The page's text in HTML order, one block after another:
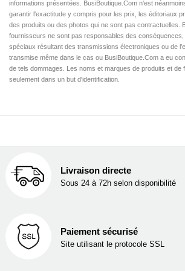
informations présentées. BusiBoutique.Com n'est
garantir l'exactitude y compris pour les prix, les éditoriaux
des produits ou des photos qui ne sont pas contractuelles.
fournisseurs ne sont pas responsables des conséquences,
spéciaux résultant des transmissions électroniques ou de
transmise même dans le cas ou BusiBoutique.Com a eu
de tels dommages. Les noms et marques de produits et de
seulement dans un but d'identification.
Livraison directe
Sous 24 à 72h selon disponibilité
Paiement sécurisé
Site utilisant le protocole SSL